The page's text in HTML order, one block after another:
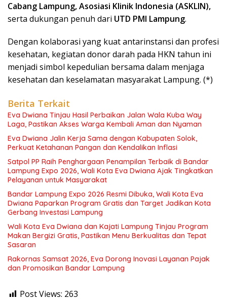
Cabang Lampung, Asosiasi Klinik Indonesia (ASKLIN),
serta dukungan penuh dari UTD PMI Lampung.
Dengan kolaborasi yang kuat antarinstansi dan profesi
kesehatan, kegiatan donor darah pada HKN tahun ini
menjadi simbol kepedulian bersama dalam menjaga
kesehatan dan keselamatan masyarakat Lampung. (*)
Berita Terkait
Eva Dwiana Tinjau Hasil Perbaikan Jalan Wala Kuba Way
Laga, Pastikan Akses Warga Kembali Aman dan Nyaman
Eva Dwiana Jalin Kerja Sama dengan Kabupaten Solok,
Perkuat Ketahanan Pangan dan Kendalikan Inflasi
Satpol PP Raih Penghargaan Penampilan Terbaik di Bandar
Lampung Expo 2026, Wali Kota Eva Dwiana Ajak Tingkatkan
Pelayanan untuk Masyarakat
Bandar Lampung Expo 2026 Resmi Dibuka, Wali Kota Eva
Dwiana Paparkan Program Gratis dan Target Jadikan Kota
Gerbang Investasi Lampung
Wali Kota Eva Dwiana dan Kajati Lampung Tinjau Program
Makan Bergizi Gratis, Pastikan Menu Berkualitas dan Tepat
Sasaran
Rakornas Samsat 2026, Eva Dorong Inovasi Layanan Pajak
dan Promosikan Bandar Lampung
Post Views: 263